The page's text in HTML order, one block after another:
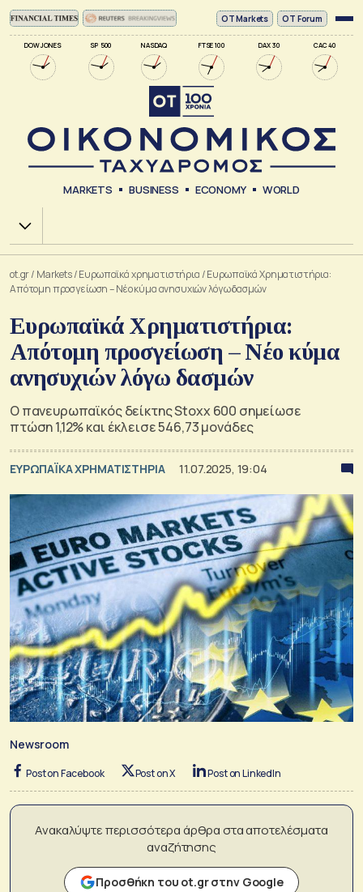
DOW JONES SP 500 NASDAQ FTSE 100 DAX 30 CAC 40
ΟΤ Markets OT Forum
MARKETS BUSINESS ECONOMY WORLD
Χ.Α.
ot.gr/ Markets/Ευρωπαϊκά χρηματιστήρια /Ευρωπαϊκά Χρηματιστήρια:
Απότομη προσγείωση – Νέο κύμα ανησυχιών λόγω δασμών
Ευρωπαϊκά Χρηματιστήρια:
Απότομη προσγείωση – Νέο κύμα
ανησυχιών λόγω δασμών
Ο πανευρωπαϊκός δείκτης Stoxx 600 σημείωσε
πτώση 1,12% και έκλεισε 546,73 μονάδες
ΕΥΡΩΠΑΪΚΑ ΧΡΗΜΑΤΙΣΤΗΡΙΑ 11.07.2025, 19:04
Newsroom
Post on Facebook Post on X Post on LinkedIn
Ανακαλύψτε περισσότερα άρθρα στα αποτελέσματα
αναζήτησης
Προσθήκη του ot.gr στην Google